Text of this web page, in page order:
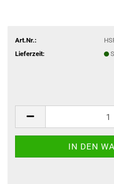
Art.Nr.:
Lieferzeit: